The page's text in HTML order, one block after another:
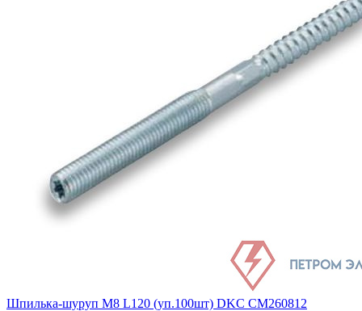
Шпилька-шуруп M8 L120 (уп.100шт) DKC CM260812